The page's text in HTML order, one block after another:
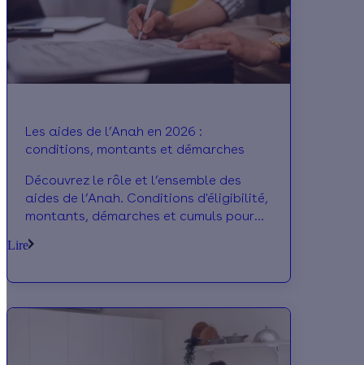
Les aides de l’Anah en 2026 :
conditions, montants et démarches
Découvrez le rôle et l’ensemble des
aides de l’Anah. Conditions d'éligibilité,
montants, démarches et cumuls pour
et la Prime Logement Décent.
Lire